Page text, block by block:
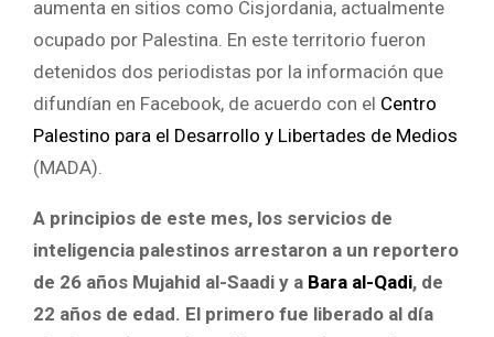
aumenta en sitios como Cisjordania, actualmente
ocupado por Palestina. En este territorio fueron
detenidos dos periodistas por la información que
difundían en Facebook, de acuerdo con el Centro
Palestino para el Desarrollo y Libertades de Medios
(MADA).
A principios de este mes, los servicios de
inteligencia palestinos arrestaron a un reportero
de 26 años Mujahid al-Saadi y a Bara al-Qadi, de
22 años de edad. El primero fue liberado al día